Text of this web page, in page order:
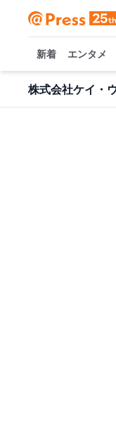
新着 エンタメ
株式会社ケイ・